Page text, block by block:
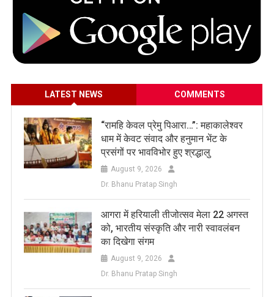
LATEST NEWS COMMENTS
​“रामहि केवल प्रेमु पिआरा…”: महाकालेश्वर
धाम में केवट संवाद और हनुमान भेंट के
प्रसंगों पर भावविभोर हुए श्रद्धालु
August 9, 2026
Dr. Bhanu Pratap Singh
आगरा में हरियाली तीजोत्सव मेला 22 अगस्त
को, भारतीय संस्कृति और नारी स्वावलंबन
का दिखेगा संगम
August 9, 2026
Dr. Bhanu Pratap Singh